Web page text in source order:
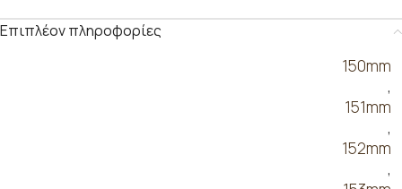
Επιπλέον πληροφορίες
150mm
,
151mm
,
152mm
,